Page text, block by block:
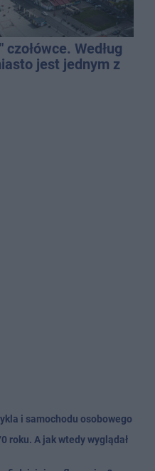
Według
jest jednym z
i samochodu osobowego
roku. A jak wtedy wyglądał